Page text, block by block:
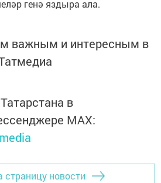
генә яздыра ала.
важным и интересным в
в
MАХ:
страницу новости